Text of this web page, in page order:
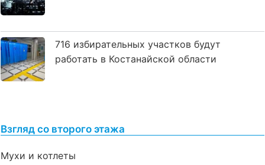
716 избирательных участков будут
работать в Костанайской области
Взгляд со второго этажа
Мухи и котлеты